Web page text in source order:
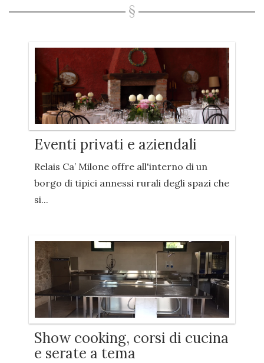
Eventi privati e aziendali
Relais Ca’ Milone offre all'interno di un
borgo di tipici annessi rurali degli spazi che
si...
Show cooking, corsi di cucina
e serate a tema